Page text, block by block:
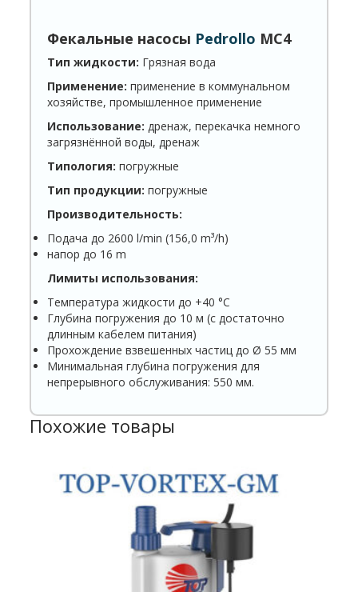
Фекальные насосы Pedrollo MC4
Тип жидкости: Грязная вода
Применение: применение в коммунальном
хозяйстве, промышленное применение
Использование: дренаж, перекачка немного
загрязнённой воды, дренаж
Типология: погружные
Тип продукции:погружные
Производительность:
Подача до 2600 l/min (156,0 m³/h)
напор до 16 m
Лимиты использования:
Температура жидкости до +40 °C
Глубина погружения до 10 м (с достаточно
длинным кабелем питания)
Прохождение взвешенных частиц до Ø 55 мм
Минимальная глубина погружения для
непрерывного обслуживания: 550 мм.
Похожие товары